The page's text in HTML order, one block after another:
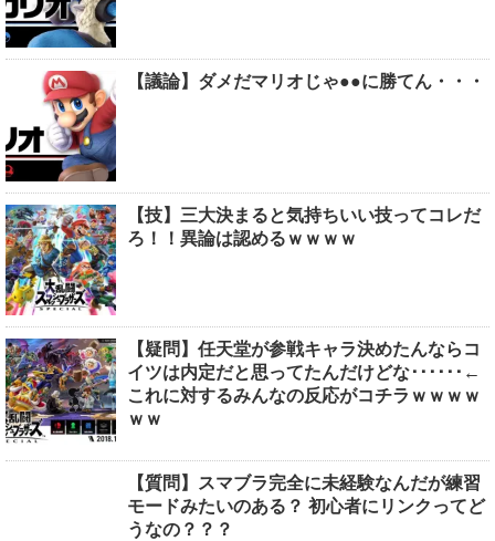
【議論】ダメだマリオじゃ●●に勝てん・・・
【技】三大決まると気持ちいい技ってコレだ
ろ！！異論は認めるｗｗｗｗ
【疑問】任天堂が参戦キャラ決めたんならコ
イツは内定だと思ってたんだけどな･･････←
これに対するみんなの反応がコチラｗｗｗｗ
ｗｗ
【質問】スマブラ完全に未経験なんだが練習
モードみたいのある？ 初心者にリンクってど
うなの？？？